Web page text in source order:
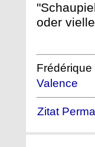
oder
Frédérique
Valence
Zitat